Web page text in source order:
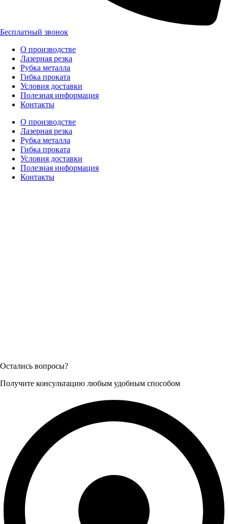
Бесплатный звонок
+7 (926) 472-49-02 (Анна)
О производстве
Лазерная резка
Рубка металла
Гибка проката
Условия доставки
Полезная информация
Контакты
О производстве
Лазерная резка
Рубка металла
Гибка проката
Условия доставки
Полезная информация
Контакты
Остались вопросы?
Получите консультацию любым удобным способом